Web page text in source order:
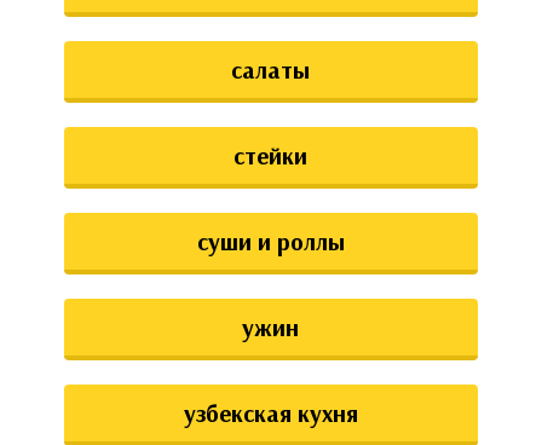
салаты
стейки
суши и роллы
ужин
узбекская кухня